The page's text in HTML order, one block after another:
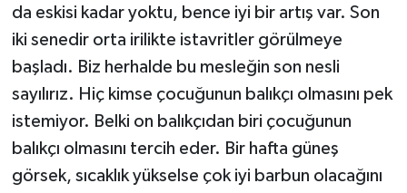
da eskisi kadar yoktu, bence iyi bir artış var. Son
iki senedir orta irilikte istavritler görülmeye
başladı. Biz herhalde bu mesleğin son nesli
sayılırız. Hiç kimse çocuğunun balıkçı olmasını pek
istemiyor. Belki on balıkçıdan biri çocuğunun
balıkçı olmasını tercih eder. Bir hafta güneş
görsek, sıcaklık yükselse çok iyi barbun olacağını